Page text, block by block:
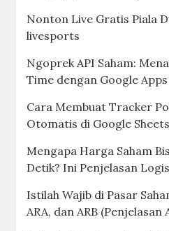
Nonton Live Gratis Piala
livesports
Ngoprek API Saham:
Time dengan Google
Cara Membuat Tracker
Otomatis di Google
Mengapa Harga Saham
Detik? Ini Penjelasan
Istilah Wajib di Pasar
ARA, dan ARB (Penjelasan